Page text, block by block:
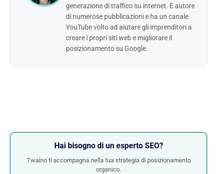
generazione di traffico su internet. È autore
di numerose pubblicazioni e ha un canale
YouTube volto ad aiutare gli imprenditori a
creare i propri siti web e migliorare il
posizionamento su Google.
Hai bisogno di un esperto SEO?
Twaino ti accompagna nella tua strategia di posizionamento
organico.